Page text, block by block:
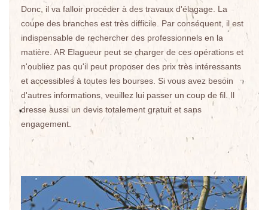
Donc, il va falloir procéder à des travaux d'élagage. La
coupe des branches est très difficile. Par conséquent, il est
indispensable de rechercher des professionnels en la
matière. AR Elagueur peut se charger de ces opérations et
n'oubliez pas qu'il peut proposer des prix très intéressants
et accessibles à toutes les bourses. Si vous avez besoin
d'autres informations, veuillez lui passer un coup de fil. Il
dresse aussi un devis totalement gratuit et sans
engagement.